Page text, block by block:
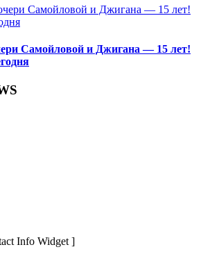
Самойловой и Джигана — 15 лет!
Info Widget ]